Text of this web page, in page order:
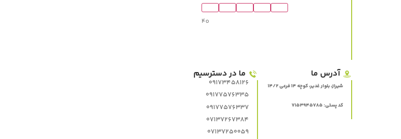
4o
آدرس ما
شیراز، بلوار غدیر، کوچه 14 فرعی 14/2
کد پستی: 7153945785
ما در دسترسیم
09173458126
09177576335
09177576337
07137267384
07137250059